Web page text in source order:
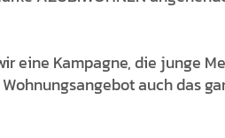
eine Kampagne, die junge
auch das